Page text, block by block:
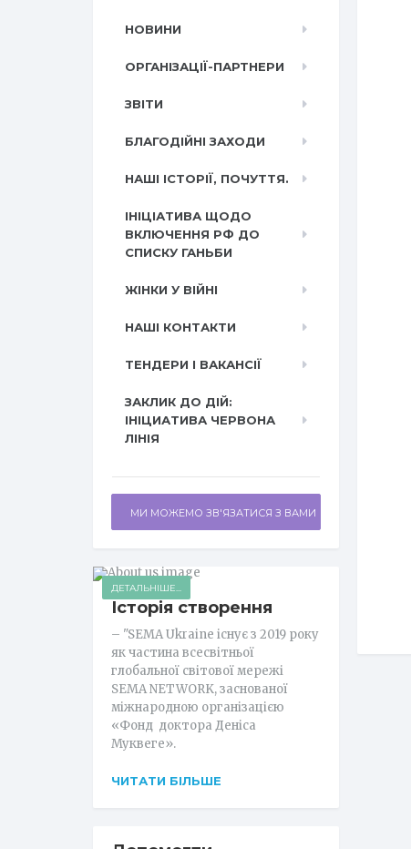
НОВИНИ
ОРГАНІЗАЦІЇ-ПАРТНЕРИ
ЗВІТИ
БЛАГОДІЙНІ ЗАХОДИ
НАШІ ІСТОРІЇ, ПОЧУТТЯ.
ІНІЦІАТИВА ЩОДО
ВКЛЮЧЕННЯ РФ ДО
СПИСКУ ГАНЬБИ
ЖІНКИ У ВІЙНІ
НАШІ КОНТАКТИ
ТЕНДЕРИ І ВАКАНСІЇ
ЗАКЛИК ДО ДІЙ:
ІНІЦИАТИВА ЧЕРВОНА
ЛІНІЯ
МИ МОЖЕМО ЗВ'ЯЗАТИСЯ З ВАМИ
ДЕТАЛЬНІШЕ...
Історія створення
– "SEMA Ukraine існує з 2019 року
як частина всесвітньої
глобальної світової мережі
SEMA NETWORK, заснованої
міжнародною організацією
«Фонд доктора Деніса
Муквеге».
ЧИТАТИ БІЛЬШЕ